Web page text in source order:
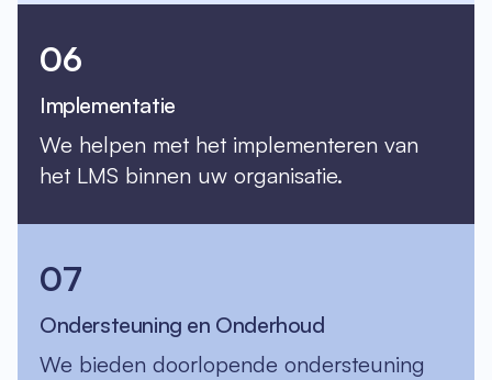
06
Implementatie
We helpen met het implementeren van
het LMS binnen uw organisatie.
07
Ondersteuning en Onderhoud
We bieden doorlopende ondersteuning